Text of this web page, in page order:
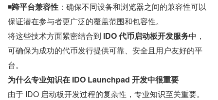
◾跨平台兼容性 ：确保不同设备和浏览器之间的兼容性可以
保证潜在参与者更广泛的覆盖范围和包容性。
将这些技术方面紧密结合到 IDO 代币启动板开发服务中，
可确保为成功的代币发行提供可靠、安全且用户友好的平
台。
为什么专业知识在 IDO Launchpad 开发中很重要
由于 IDO 启动板开发过程的复杂性，专业知识至关重要。